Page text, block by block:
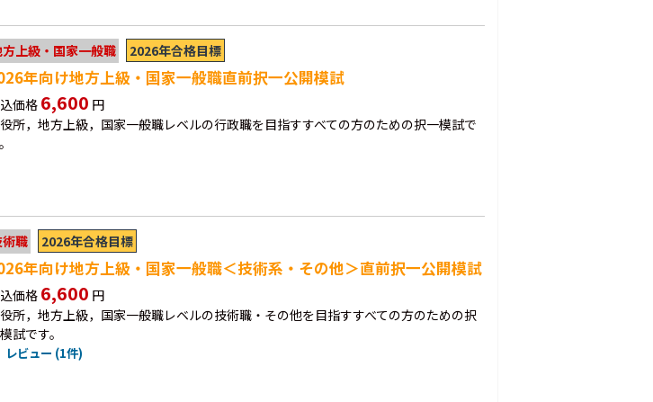
上級・国家一般職 2026年合格目標
年向け地方上級・国家一般職直前択一公開模試
価格 6,600 円
所，地方上級，国家一般職レベルの行政職を目指すすべての方のための択一模試で
職 2026年合格目標
年向け地方上級・国家一般職＜技術系・その他＞直前択一公開模試
価格 6,600 円
所，地方上級，国家一般職レベルの技術職・その他を目指すすべての方のための択
試です。
レビュー (1件)